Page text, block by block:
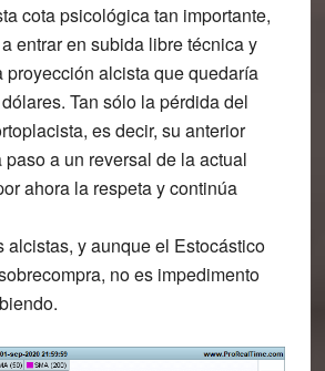
cota psicológica tan importante,
entrar en subida libre técnica y
proyección alcista que quedaría
Tan sólo la pérdida del
es decir, su anterior
a un reversal de la actual
ahora la respeta y continúa
alcistas, y aunque el Estocástico
no es impedimento